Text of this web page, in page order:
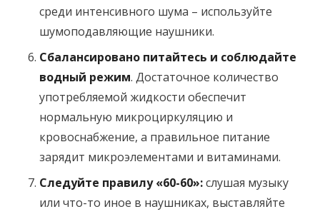
среди интенсивного шума – используйте
шумоподавляющие наушники.
Сбалансировано питайтесь и соблюдайте
водный режим. Достаточное количество
употребляемой жидкости обеспечит
нормальную микроциркуляцию и
кровоснабжение, а правильное питание
зарядит микроэлементами и витаминами.
Следуйте правилу «60-60»:слушая музыку
или что-то иное в наушниках, выставляйте